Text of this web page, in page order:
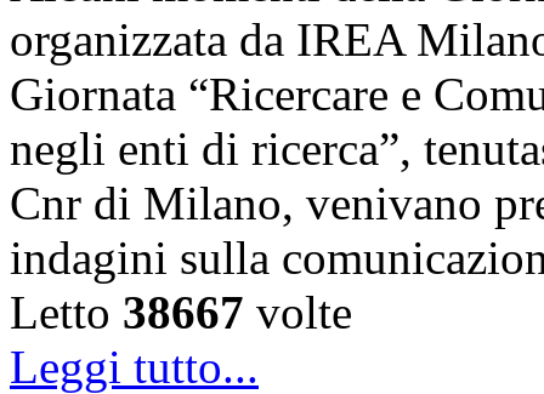
organizzata da IREA
Giornata “Ricercare e
negli enti di ricerca”,
Cnr di Milano, venivano
indagini sulla
Letto 38667 volte
Leggi tutto...